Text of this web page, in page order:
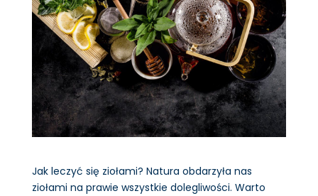
Jak leczyć się ziołami? Natura obdarzyła nas
ziołami na prawie wszystkie dolegliwości. Warto